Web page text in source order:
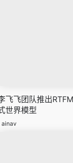
飞飞团队推出
世界模型
ainav